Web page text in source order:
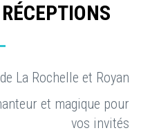
La Rochelle et Royan
et magique pour
vos invités